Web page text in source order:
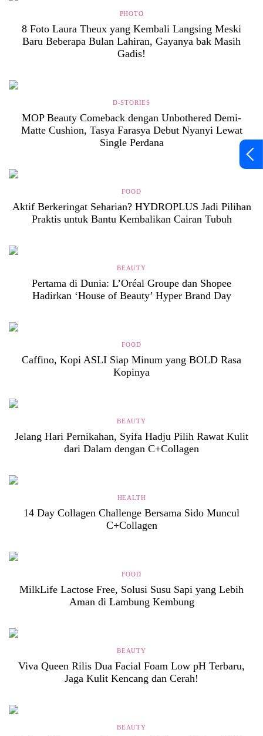
PHOTO
8 Foto Laura Theux yang Kembali Langsing Meski
Baru Beberapa Bulan Lahiran, Gayanya bak Masih
Gadis!
D-STORIES
MOP Beauty Comeback dengan Unbothered Demi-
Matte Cushion, Tasya Farasya Debut Nyanyi Lewat
Single Perdana
FOOD
Aktif Berkeringat Seharian? HYDROPLUS Jadi Pilihan
Praktis untuk Bantu Kembalikan Cairan Tubuh
BEAUTY
Pertama di Dunia: L’Oréal Groupe dan Shopee
Hadirkan ‘House of Beauty’ Hyper Brand Day
FOOD
Caffino, Kopi ASLI Siap Minum yang BOLD Rasa
Kopinya
BEAUTY
Jelang Hari Pernikahan, Syifa Hadju Pilih Rawat Kulit
dari Dalam dengan C+Collagen
HEALTH
14 Day Collagen Challenge Bersama Sido Muncul
C+Collagen
FOOD
MilkLife Lactose Free, Solusi Susu Sapi yang Lebih
Aman di Lambung Kembung
BEAUTY
Viva Queen Rilis Dua Facial Foam Low pH Terbaru,
Jaga Kulit Kencang dan Cerah!
BEAUTY